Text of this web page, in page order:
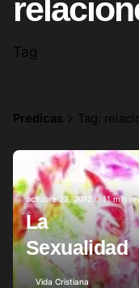
Tag
Predicas Tag:
Posted by
octubre 23, 2012 11 min
La
Sexualidad
Vida Cristiana